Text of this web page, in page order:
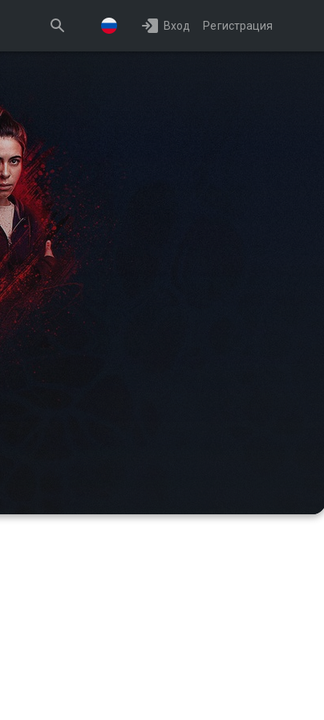
Вход Регистрация